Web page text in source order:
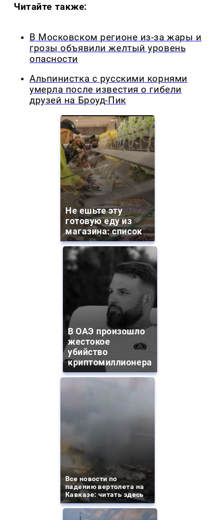
Читайте также:
В Московском регионе из-за жары и
грозы объявили желтый уровень
опасности
Альпинистка с русскими корнями
умерла после известия о гибели
друзей на Броуд-Пик
Не ешьте эту
готовую еду из
магазина: список
В ОАЭ произошло
жестокое
убийство
криптомиллионера
Все новости по
падению вертолета на
Кавказе: читать здесь